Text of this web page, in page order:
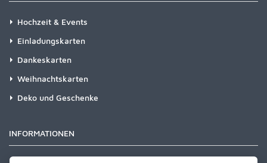
Hochzeit & Events
Einladungskarten
Dankeskarten
Weihnachtskarten
Deko und Geschenke
INFORMATIONEN